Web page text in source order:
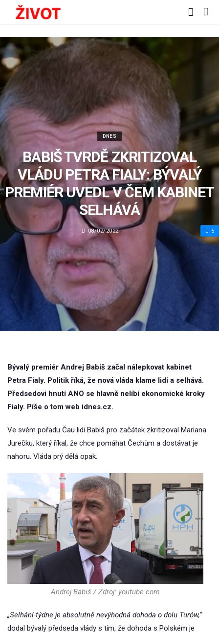
DNES
BABIŠ TVRDĚ ZKRITIZOVAL
VLÁDU PETRA FIALY: BÝVALÝ
PREMIÉR UVEDL V ČEM KABINET
SELHÁVÁ
08/02/2022 5
Bývalý premiér Andrej Babiš začal nálepkovat kabinet
Petra Fialy. Politik říká, že nová vláda klame lidi a selhává.
Předsedovi hnutí ANO se hlavně nelíbí ekonomické kroky
Fialy. Píše o tom web idnes.cz.
Ve svém pořadu Čau lidi Babiš pro začátek zkritizoval Mariana
Jurečku, který říkal, že chce pomáhat Čechům a dostávat je
nahoru. Vláda prý dělá opak.
Andrej Babiš / Zdroj: youtube.com
„Selhání týdne je absolutně nevýhodná dohoda o dolu Turów,“
dodal bývalý předseda vlády s tím, že dohoda s Polském je